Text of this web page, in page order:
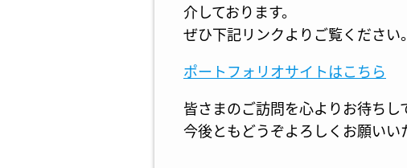
介しております。
ぜひ下記リンクよりご覧ください。
ポートフォリオサイトはこちら
皆さまのご訪問を心よりお待ちし
今後ともどうぞよろしくお願いい